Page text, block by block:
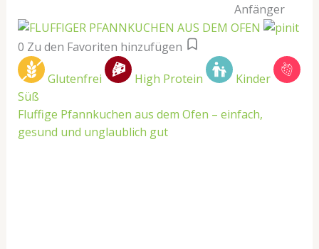
Anfänger
0 Zu den Favoriten hinzufügen
Glutenfrei High Protein
Kinder
Süß
Fluffige Pfannkuchen aus dem Ofen – einfach,
gesund und unglaublich gut